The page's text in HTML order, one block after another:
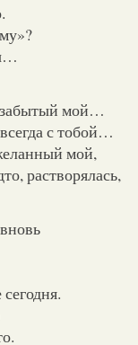
мой…
с тобой…
мой,
растворялась,